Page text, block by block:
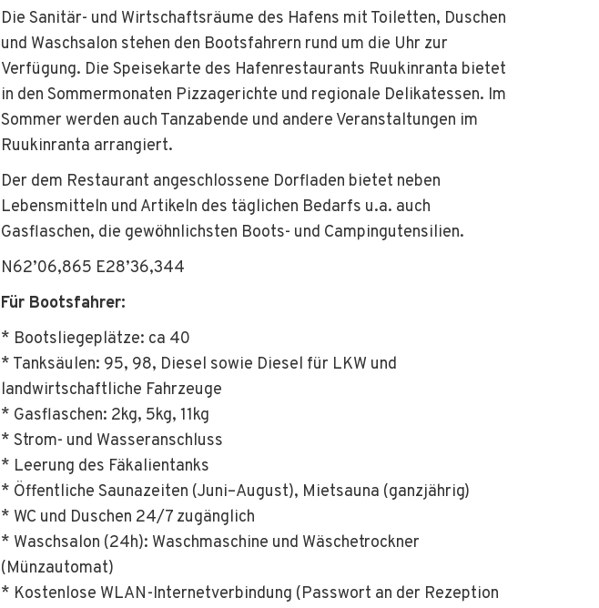
Die Sanitär- und Wirtschaftsräume des Hafens mit Toiletten, Duschen
und Waschsalon stehen den Bootsfahrern rund um die Uhr zur
Verfügung. Die Speisekarte des Hafenrestaurants Ruukinranta bietet
in den Sommermonaten Pizzagerichte und regionale Delikatessen. Im
Sommer werden auch Tanzabende und andere Veranstaltungen im
Ruukinranta arrangiert.
Der dem Restaurant angeschlossene Dorfladen bietet neben
Lebensmitteln und Artikeln des täglichen Bedarfs u.a. auch
Gasflaschen, die gewöhnlichsten Boots- und Campingutensilien.
N62’06,865 E28’36,344
Für Bootsfahrer:
* Bootsliegeplätze: ca 40
* Tanksäulen: 95, 98, Diesel sowie Diesel für LKW und
landwirtschaftliche Fahrzeuge
* Gasflaschen: 2kg, 5kg, 11kg
* Strom- und Wasseranschluss
* Leerung des Fäkalientanks
* Öffentliche Saunazeiten (Juni–August), Mietsauna (ganzjährig)
* WC und Duschen 24/7 zugänglich
* Waschsalon (24h): Waschmaschine und Wäschetrockner
(Münzautomat)
* Kostenlose WLAN-Internetverbindung (Passwort an der Rezeption